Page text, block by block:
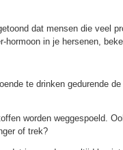
dat mensen die veel
hormoon in je hersenen,
te drinken gedurende
worden weggespoeld.
of trek?